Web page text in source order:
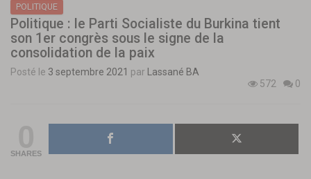
POLITIQUE
Politique : le Parti Socialiste du Burkina tient
son 1er congrès sous le signe de la
consolidation de la paix
Posté le 3 septembre 2021 par
Lassané BA
572
0
SHARES